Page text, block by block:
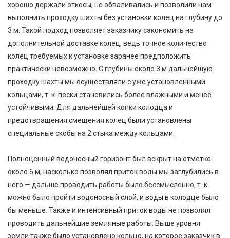
хорошо держали откосы, не обваливались и позволили нам
выполнить проходку шахты без установки колец на глубину до
3 м. Такой подход позволяет заказчику сэкономить на
дополнительной доставке колец, ведь точное количество
колец требуемых к установке заранее предположить
практически невозможно. С глубины около 3 м дальнейшую
проходку шахты мы осуществляли с уже установленными
кольцами, т. к. пески становились более влажными и менее
устойчивыми. Для дальнейшей копки колодца и
предотвращения смещения колец были установлены
специальные скобы на 2 стыка между кольцами.
Полноценный водоносный горизонт был вскрыт на отметке
около 6 м, насколько позволял приток воды мы заглубились в
него — дальше проводить работы было бессмысленно, т. к.
можно было пройти водоносный слой, и воды в колодце было
бы меньше. Также и интенсивный приток воды не позволял
проводить дальнейшие земляные работы. Выше уровня
земли также было установлено кольцо, на которое заказчик в